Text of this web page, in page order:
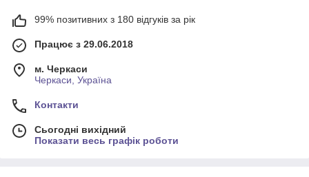
99% позитивних з 180 відгуків за рік
Працює з 29.06.2018
м. Черкаси
Черкаси, Україна
Контакти
Сьогодні вихідний
Показати весь графік роботи